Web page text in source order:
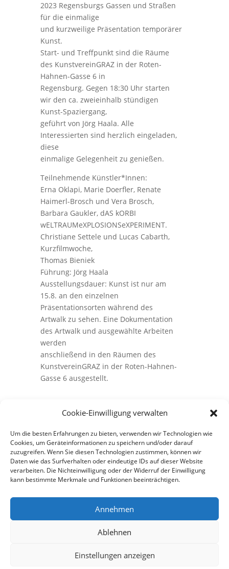
Cookie-Einwilligung verwalten
Um die besten Erfahrungen zu bieten, verwenden wir Technologien wie
Cookies, um Geräteinformationen zu speichern und/oder darauf
zuzugreifen. Wenn Sie diesen Technologien zustimmen, können wir
Daten wie das Surfverhalten oder eindeutige IDs auf dieser Website
verarbeiten. Die Nichteinwilligung oder der Widerruf der Einwilligung
kann bestimmte Merkmale und Funktionen beeinträchtigen.
Annehmen
Ablehnen
Einstellungen anzeigen
2023 Regensburgs Gassen und Straßen
für die einmalige
und kurzweilige Präsentation temporärer
Kunst.
Start- und Treffpunkt sind die Räume
des KunstvereinGRAZ in der Roten-
Hahnen-Gasse 6 in
Regensburg. Gegen 18:30 Uhr starten
wir den ca. zweieinhalb stündigen
Kunst-Spaziergang,
geführt von Jörg Haala. Alle
Interessierten sind herzlich eingeladen,
diese
einmalige Gelegenheit zu genießen.
Teilnehmende Künstler*Innen:
Erna Oklapi, Marie Doerfler, Renate
Haimerl-Brosch und Vera Brosch,
Barbara Gaukler, dAS kORBI
wELTRAUMeXPLOSIONSeXPERIMENT.
Christiane Settele und Lucas Cabarth,
Kurzfilmwoche,
Thomas Bieniek
Führung: Jörg Haala
Ausstellungsdauer: Kunst ist nur am
15.8. an den einzelnen
Präsentationsorten während des
Artwalk zu sehen. Eine Dokumentation
des Artwalk und ausgewählte Arbeiten
werden
anschließend in den Räumen des
KunstvereinGRAZ in der Roten-Hahnen-
Gasse 6 ausgestellt.
←vorig nächste→
© 2025 KunstvereinGRAZ e.V. |
Datenschutzerklärung|Cookie Policy